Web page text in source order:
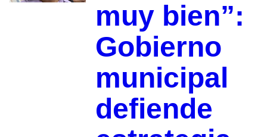
muy bien”:
Gobierno
municipal
defiende